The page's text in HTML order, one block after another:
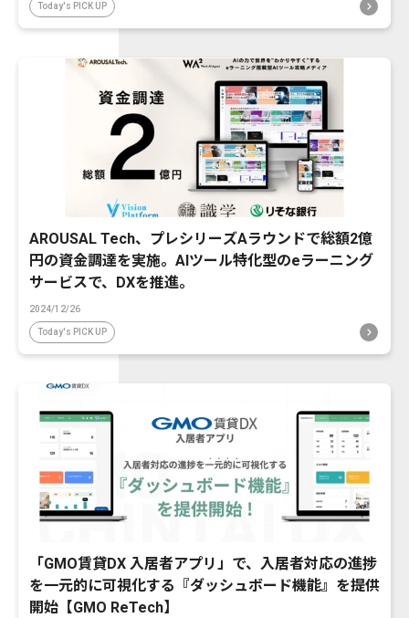
Today's PICK UP
AROUSAL Tech、プレシリーズAラウンドで総額2億
円の資金調達を実施。AIツール特化型のeラーニング
サービスで、DXを推進。
2024/12/26
Today's PICK UP
「GMO賃貸DX 入居者アプリ」で、入居者対応の進捗
を一元的に可視化する『ダッシュボード機能』を提供
開始【GMO ReTech】